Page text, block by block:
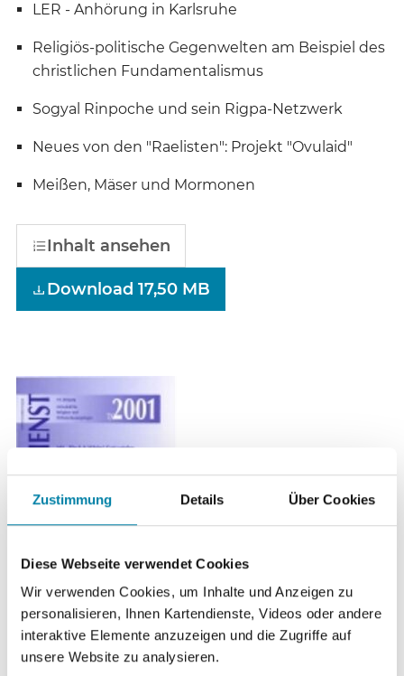
Zustimmung Details Über Cookies
Diese Webseite verwendet Cookies
Wir verwenden Cookies, um Inhalte und Anzeigen zu
personalisieren, Ihnen Kartendienste, Videos oder andere
interaktive Elemente anzuzeigen und die Zugriffe auf
unsere Website zu analysieren.
LER - Anhörung in Karlsruhe
Religiös-politische Gegenwelten am Beispiel des
christlichen Fundamentalismus
Sogyal Rinpoche und sein Rigpa-Netzwerk
Neues von den "Raelisten": Projekt "Ovulaid"
Meißen, Mäser und Mormonen
Inhalt ansehen
Download 17,50 MB
Materialdienst 7/2001
Schwerpunktthemen: